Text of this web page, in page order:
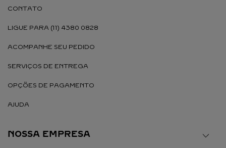
CONTATO
LIGUE PARA (11) 4380 0828
ACOMPANHE SEU PEDIDO
SERVIÇOS DE ENTREGA
OPÇÕES DE PAGAMENTO
AJUDA
NOSSA EMPRESA